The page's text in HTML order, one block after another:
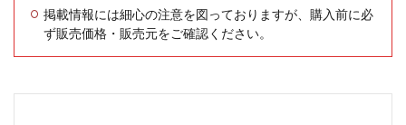
掲載情報には細心の注意を図っておりますが、購入前に必
ず販売価格・販売元をご確認ください。